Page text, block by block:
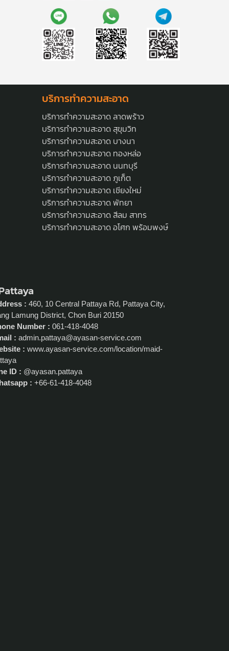
บริการทำความสะอาด
บริการทำความสะอาด ลาดพร้าว
บริการทำความสะอาด สุขุมวิท
บริการทำความสะอาด บางนา
บริการทำความสะอาด ทองหล่อ
บริการทำความสะอาด นนทบุรี
บริการทำความสะอาด ภูเก็ต
บริการทำความสะอาด เชียงใหม่
บริการทำความสะอาด พัทยา
บริการทำความสะอาด สีลม สาทร
บริการทำความสะอาด อโศก พร้อมพงษ์
: 460, 10 Central Pattaya Rd, Pattaya City,
Lamung District, Chon Buri 20150
Number : 061-418-4048
: admin.pattaya@ayasan-service.com
: www.ayasan-service.com/location/maid-
ID : @ayasan.pattaya
: +66-61-418-4048